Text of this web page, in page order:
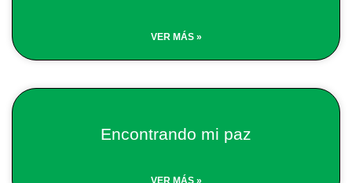
VER MÁS »
Encontrando mi paz
VER MÁS »